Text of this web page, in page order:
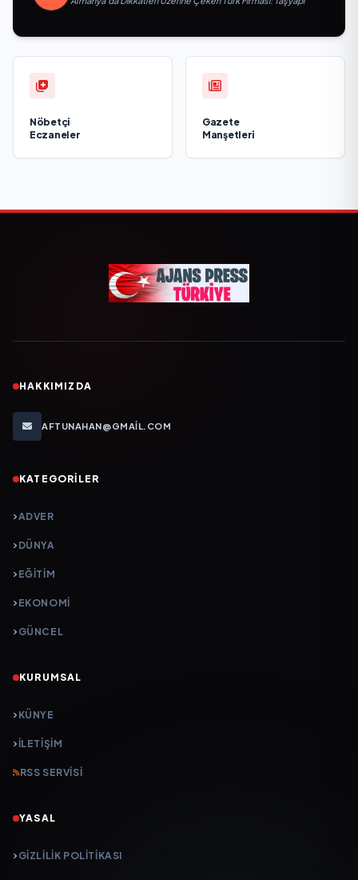
Nöbetçi
Eczaneler
Gazete
Manşetleri
HAKKIMIZDA
AFTUNAHAN@GMAIL.COM
KATEGORILER
ADVER
DÜNYA
EĞİTİM
EKONOMİ
GÜNCEL
KURUMSAL
KÜNYE
İLETIŞIM
RSS SERVISI
YASAL
GIZLILIK POLITIKASI